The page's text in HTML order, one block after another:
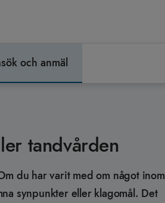
och anmäl
tandvården
du har varit med om något inom
synpunkter eller klagomål. Det